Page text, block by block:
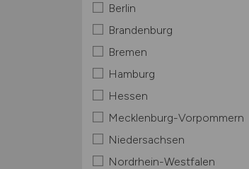
Berlin
Brandenburg
Bremen
Hamburg
Hessen
Mecklenburg-Vorpommern
Niedersachsen
Nordrhein-Westfalen